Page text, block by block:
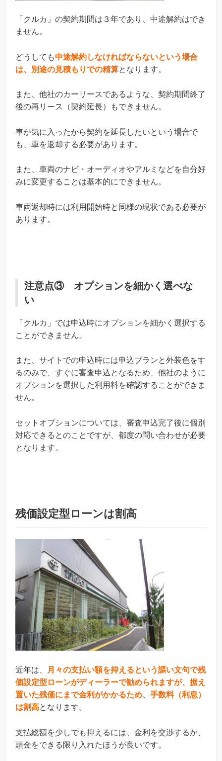
「クルカ」の契約期間は３年であり、中途解約はでき
ません。
どうしても中途解約しなければならないという場合
は、別途の見積もりでの精算となります。
また、他社のカーリースであるような、契約期間終了
後の再リース（契約延長）もできません。
車が気に入ったから契約を延長したいという場合で
も、車を返却する必要があります。
また、車両のナビ・オーディオやアルミなどを自分好
みに変更することは基本的にできません。
車両返却時には利用開始時と同様の現状である必要が
あります。
注意点③ オプションを細かく選べな
い
「クルカ」では申込時にオプションを細かく選択する
ことができません。
また、サイトでの申込時には申込プランと外装色をす
るのみで、すぐに審査申込となるため、他社のように
オプションを選択した利用料を確認することができま
せん。
セットオプションについては、審査申込完了後に個別
対応できるとのことですが、都度の問い合わせが必要
となります。
残価設定型ローンは割高
近年は、
月々の支払い額を抑えるという謳い文句で残
価設定型ローンがディーラーで勧められますが、据え
置いた残価にまで金利がかかるため、手数料（利息）
は割高となります。
支払総額を少しでも抑えるには、金利を交渉するか、
頭金をできる限り入れたほうが良いです。